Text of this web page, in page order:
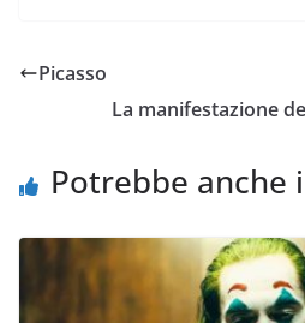
Picasso
La manifestazione
Potrebbe anche